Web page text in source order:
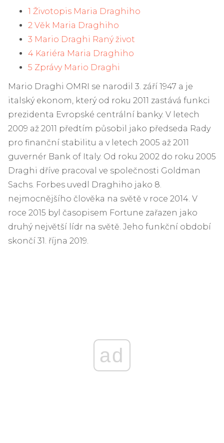
1 Životopis Maria Draghiho
2 Věk Maria Draghiho
3 Mario Draghi Raný život
4 Kariéra Maria Draghiho
5 Zprávy Mario Draghi
Mario Draghi OMRI se narodil 3. září 1947 a je
italský ekonom, který od roku 2011 zastává funkci
prezidenta Evropské centrální banky. V letech
2009 až 2011 předtím působil jako předseda Rady
pro finanční stabilitu a v letech 2005 až 2011
guvernér Bank of Italy. Od roku 2002 do roku 2005
Draghi dříve pracoval ve společnosti Goldman
Sachs. Forbes uvedl Draghiho jako 8.
nejmocnějšího člověka na světě v roce 2014. V
roce 2015 byl časopisem Fortune zařazen jako
druhý největší lídr na světě. Jeho funkční období
skončí 31. října 2019.
ad